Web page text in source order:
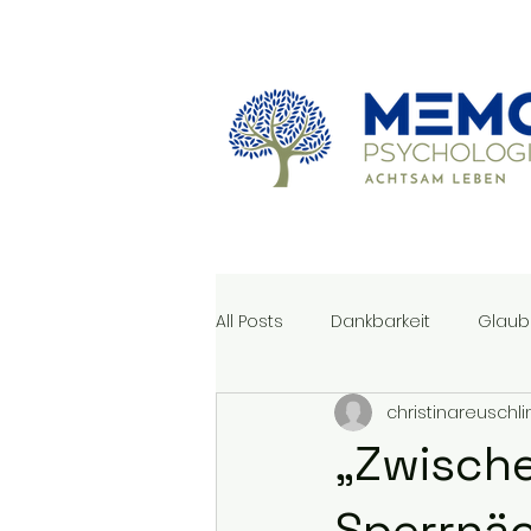
All Posts Dankbarkeit